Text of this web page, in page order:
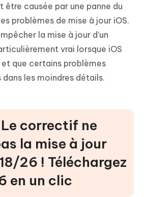
être causée par une panne du
problèmes de mise à jour iOS.
la mise à jour d’un
vrai lorsque iOS
que certains problèmes
les moindres détails.
correctif ne
la mise à jour
26 ! Téléchargez
en un clic